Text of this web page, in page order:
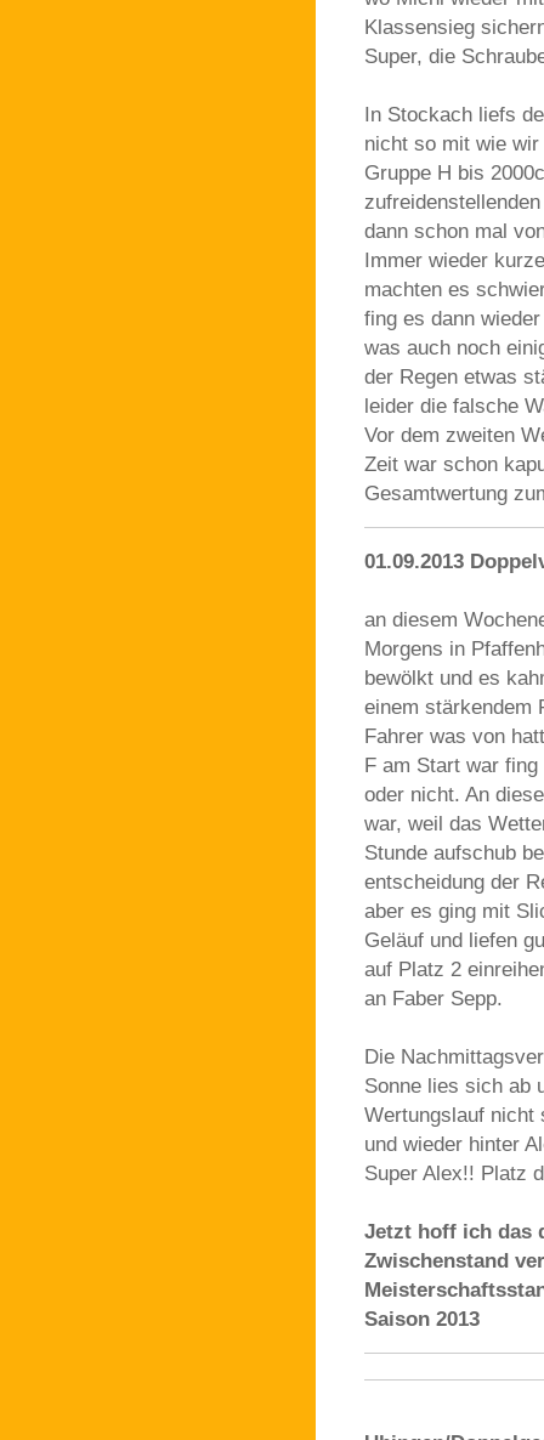
Klassensieg
Super, die
In Stockach liefs
nicht so mit wie
Gruppe H bis
dann schon mal
Immer wieder
machten es
fing es dann
was auch noch
der Regen etwas
leider die falsche
Vor dem zweiten
Zeit war schon
Gesamtwertung
01.09.2013
an diesem
Morgens in
bewölkt und es
einem stärkendem
Fahrer was von
F am Start war
oder nicht. An
war, weil das
Stunde aufschub
entscheidung der
aber es ging mit
Geläuf und liefen
auf Platz 2
an Faber Sepp.
Die
Sonne lies sich ab
Wertungslauf nicht
und wieder hinter
Super Alex!! Platz
Jetzt hoff ich das
Zwischenstand
Saison 2013